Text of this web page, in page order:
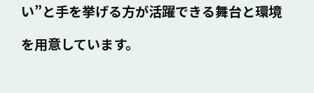
い”と手を挙げる方が活躍できる舞台と環境
を用意しています。